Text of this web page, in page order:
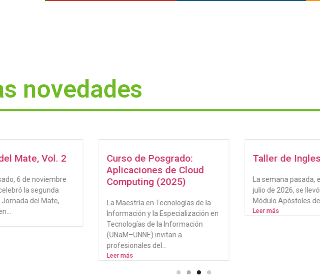
novedades
2
Curso de Posgrado:
Aplicaciones de Cloud
Computing (2025)
La Maestría en Tecnologías de la
Información y la Especialización en
Tecnologías de la Información
(UNaM–UNNE) invitan a
profesionales del...
Taller de Ingles
La semana pasada, el martes 2 de
julio de 2026, se llevó a cabo en el
Módulo Apóstoles de la...
Leer más